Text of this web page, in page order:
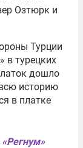
Озтюрк и
Турции
в турецких
дошло
историю
в платке